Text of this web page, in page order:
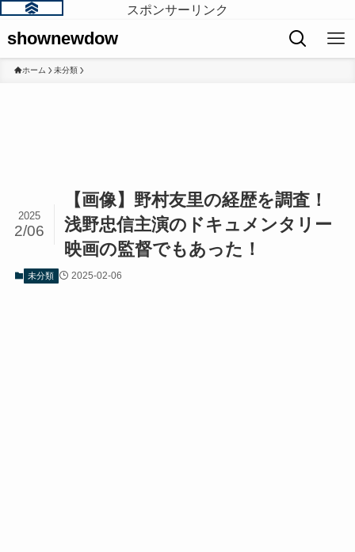
スポンサーリンク
shownewdow
ホーム 未分類
【画像】野村友里の経歴を調査！
浅野忠信主演のドキュメンタリー
映画の監督でもあった！
2025
2/06
未分類 2025-02-06